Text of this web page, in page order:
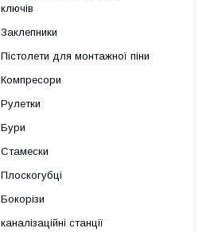
ключів
Заклепники
Пістолети для монтажної піни
Компресори
Рулетки
Бури
Стамески
Плоскогубці
Бокорізи
каналізаційні станції